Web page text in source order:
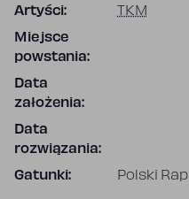
Artyści: TKM
Miejsce
powstania:
Data
założenia:
Data
rozwiązania:
Gatunki: Polski Rap